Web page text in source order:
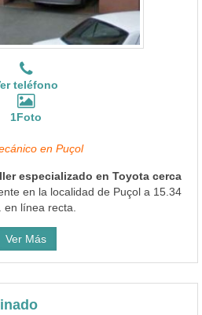
teléfono
1Foto
en Puçol
especializado en Toyota cerca
en la localidad de Puçol a 15.34
en línea recta.
Ver Más